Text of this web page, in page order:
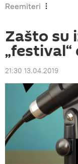
Reemiteri
Zašto su
21:30 13.04.2019